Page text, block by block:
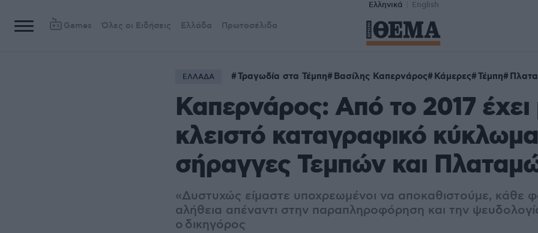
Ελληνικά English
Games Όλες οι Ειδήσεις Ελλάδα Πρωτοσέλιδα
ΕΛΛΑΔΑ Τραγωδία στα Τέμπη Βασίλης Καπερνάρος Κάμερες Τέμπη
Καπερνάρος: Από το 2017 έχει
κλειστό καταγραφικό
σήραγγες Τεμπών και
«Δυστυχώς είμαστε υποχρεωμένοι να αποκαθιστούμε, κάθε
αλήθεια απέναντι στην παραπληροφόρηση και την
ο δικηγόρος